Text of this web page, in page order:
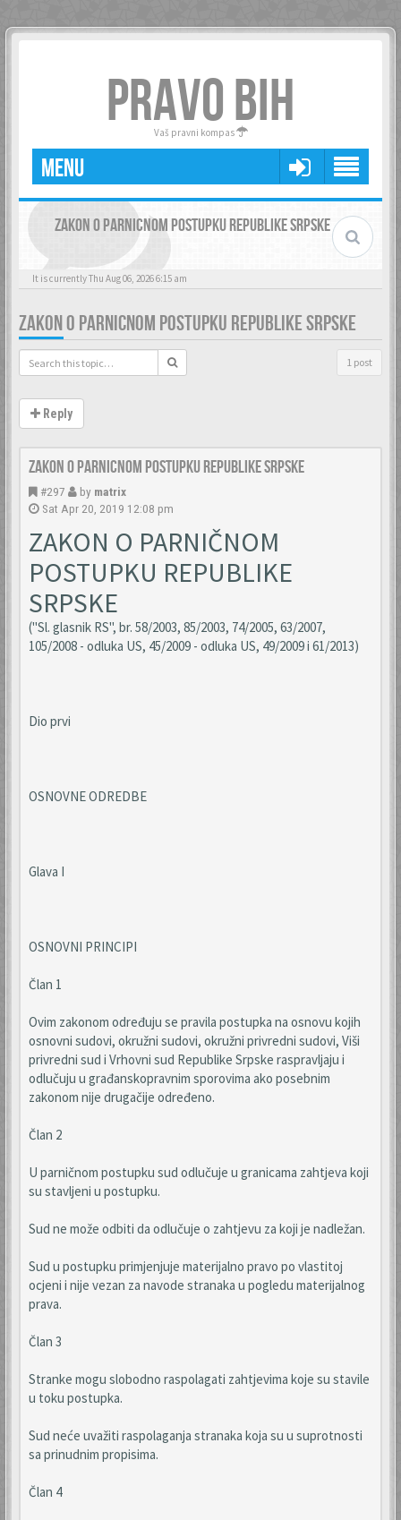
PRAVO BIH
Vaš pravni kompas
MENU
ZAKON O PARNICNOM POSTUPKU REPUBLIKE SRPSKE
It is currently Thu Aug 06, 2026 6:15 am
ZAKON O PARNICNOM POSTUPKU REPUBLIKE SRPSKE
1 post
Reply
Zakon o parnicnom postupku Republike Srpske
#297 by matrix
Sat Apr 20, 2019 12:08 pm
ZAKON O PARNIČNOM
POSTUPKU REPUBLIKE
SRPSKE
("Sl. glasnik RS", br. 58/2003, 85/2003, 74/2005, 63/2007,
105/2008 - odluka US, 45/2009 - odluka US, 49/2009 i 61/2013)
Dio prvi
OSNOVNE ODREDBE
Glava I
OSNOVNI PRINCIPI
Član 1
Ovim zakonom određuju se pravila postupka na osnovu kojih
osnovni sudovi, okružni sudovi, okružni privredni sudovi, Viši
privredni sud i Vrhovni sud Republike Srpske raspravljaju i
odlučuju u građanskopravnim sporovima ako posebnim
zakonom nije drugačije određeno.
Član 2
U parničnom postupku sud odlučuje u granicama zahtjeva koji
su stavljeni u postupku.
Sud ne može odbiti da odlučuje o zahtjevu za koji je nadležan.
Sud u postupku primjenjuje materijalno pravo po vlastitoj
ocjeni i nije vezan za navode stranaka u pogledu materijalnog
prava.
Član 3
Stranke mogu slobodno raspolagati zahtjevima koje su stavile
u toku postupka.
Sud neće uvažiti raspolaganja stranaka koja su u suprotnosti
sa prinudnim propisima.
Član 4